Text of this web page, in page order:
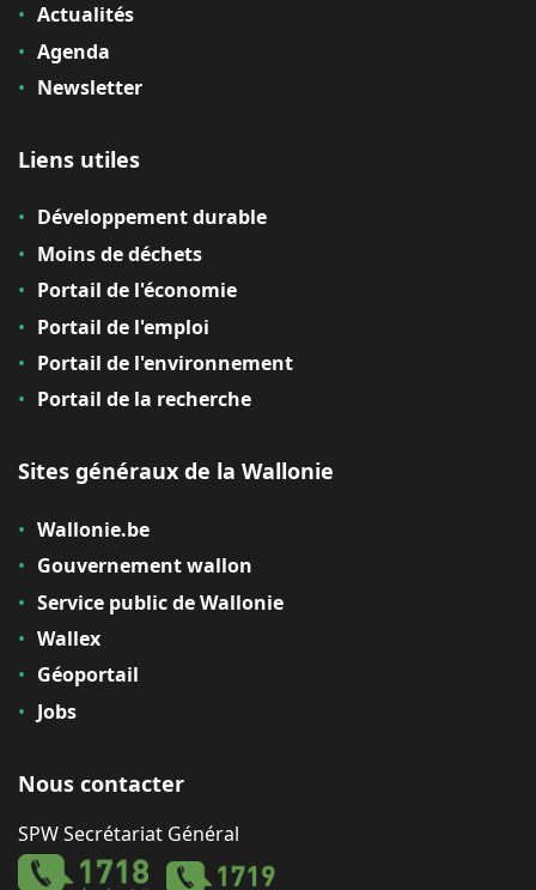
Actualités
Agenda
Newsletter
Liens utiles
Développement durable
Moins de déchets
Portail de l'économie
Portail de l'emploi
Portail de l'environnement
Portail de la recherche
Sites généraux de la Wallonie
Wallonie.be
Gouvernement wallon
Service public de Wallonie
Wallex
Géoportail
Jobs
Nous contacter
SPW Secrétariat Général